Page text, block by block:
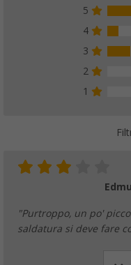
5
4
3
2
1
"Purtroppo, un po'
saldatura si deve fare